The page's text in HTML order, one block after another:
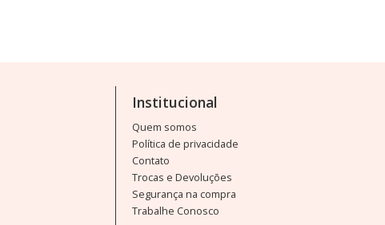
Institucional
Quem somos
Política de privacidade
Contato
Trocas e Devoluções
Segurança na compra
Trabalhe Conosco